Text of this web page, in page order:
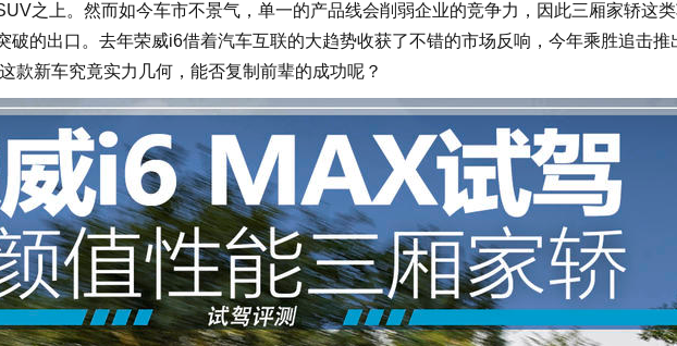
之上。然而如今车市不景气，单一的产品线会削弱企业的竞争力，因此三厢家轿这
破的出口。去年荣威i6借着汽车互联的大趋势收获了不错的市场反响，今年乘胜追击推
款新车究竟实力几何，能否复制前辈的成功呢？